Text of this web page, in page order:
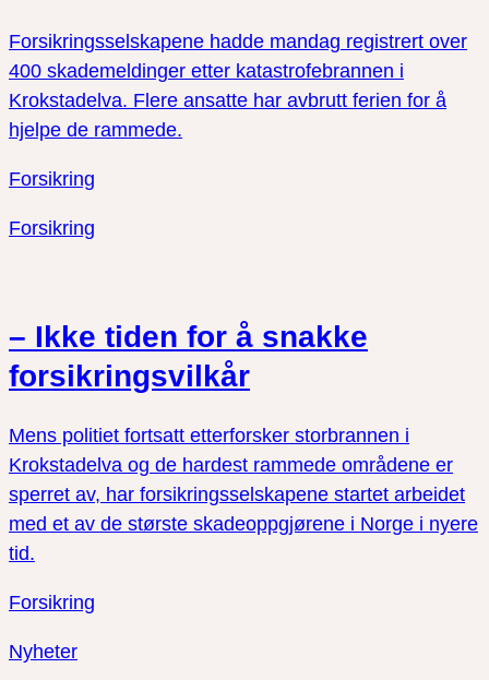
Forsikringsselskapene hadde mandag registrert over
400 skademeldinger etter katastrofebrannen i
Krokstadelva. Flere ansatte har avbrutt ferien for å
hjelpe de rammede.
Forsikring
Forsikring
– Ikke tiden for å snakke
forsikringsvilkår
Mens politiet fortsatt etterforsker storbrannen i
Krokstadelva og de hardest rammede områdene er
sperret av, har forsikringsselskapene startet arbeidet
med et av de største skadeoppgjørene i Norge i nyere
tid.
Forsikring
Nyheter